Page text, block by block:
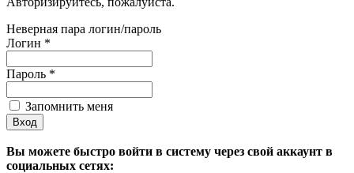
Неверная пара логин/пароль
Логин *
Пароль *
Запомнить меня
Вы можете быстро войти в систему через свой аккаунт в
социальных сетях: